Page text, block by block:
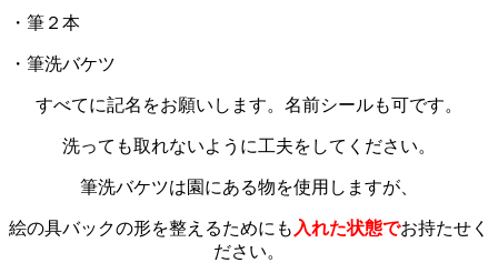
・筆２本
・筆洗バケツ
すべてに記名をお願いします。名前シールも可です。
洗っても取れないように工夫をしてください。
筆洗バケツは園にある物を使用しますが、
絵の具バックの形を整えるためにも 入れた状態でお持たせく
ださい。